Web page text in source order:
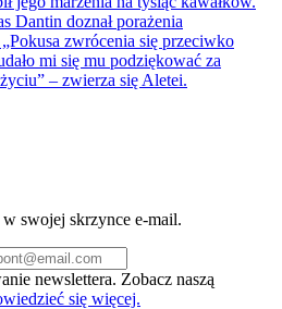
Dantin doznał porażenia
zwrócenia się przeciwko
mi się mu podziękować za
– zwierza się Aletei.
swojej skrzynce e-mail.
newslettera. Zobacz naszą
się więcej.